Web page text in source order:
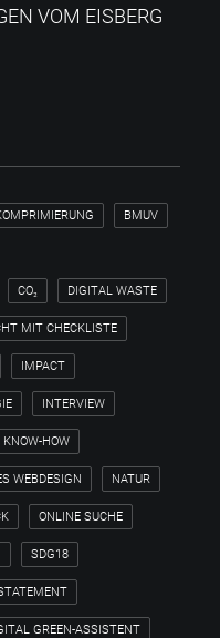
VOM EISBERG
BMUV
CO₂ DIGITAL WASTE
MIT CHECKLISTE
IMPACT
INTERVIEW
KNOW-HOW
WEBDESIGN NATUR
ONLINE SUCHE
SDG18
GREEN-ASSISTENT